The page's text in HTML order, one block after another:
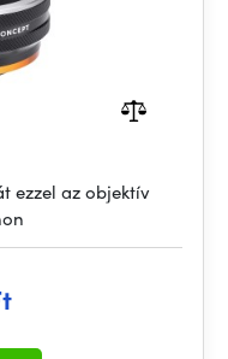
ezzel az objektív